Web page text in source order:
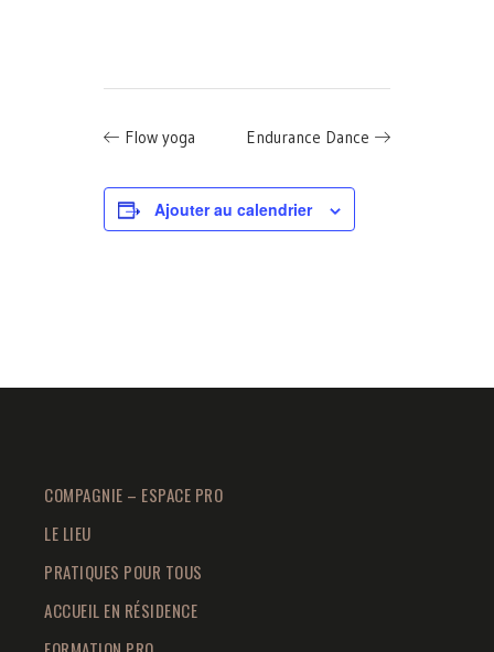
Flow yoga Endurance Dance
Ajouter au calendrier
COMPAGNIE – ESPACE PRO
LE LIEU
PRATIQUES POUR TOUS
ACCUEIL EN RÉSIDENCE